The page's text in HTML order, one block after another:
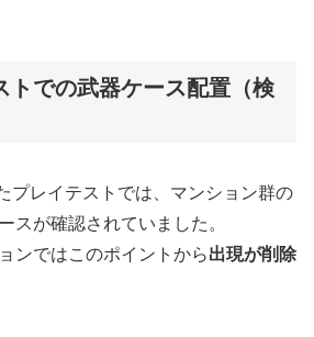
トでの武器ケース配置（検
プレイテストでは、マンション群の
スが確認されていました。
ンではこのポイントから出現が削除